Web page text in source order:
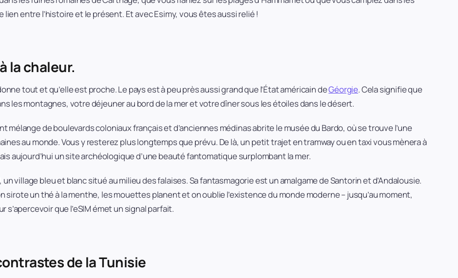
entre l’histoire et le présent. Et avec Esimy, vous êtes aussi relié !
la chaleur.
tout et qu’elle est proche. Le pays est à peu près aussi grand que l’État américain deGéorgie. Cela signifie que
les montagnes, votre déjeuner au bord de la mer et votre dîner sous les étoiles dans le désert.
mélange de boulevards coloniaux français et d’anciennes médinas abrite le musée du Bardo, où se trouve l’une
au monde. Vous y resterez plus longtemps que prévu. De là, un petit trajet en tramway ou en taxi vous mènera à
aujourd’hui un site archéologique d’une beauté fantomatique surplombant la mer.
village bleu et blanc situé au milieu des falaises. Sa fantasmagorie est un amalgame de Santorin et d’Andalousie.
sirote un thé à la menthe, les mouettes planent et on oublie l’existence du monde moderne – jusqu’au moment,
que l’eSIM émet un signal parfait.
de la Tunisie